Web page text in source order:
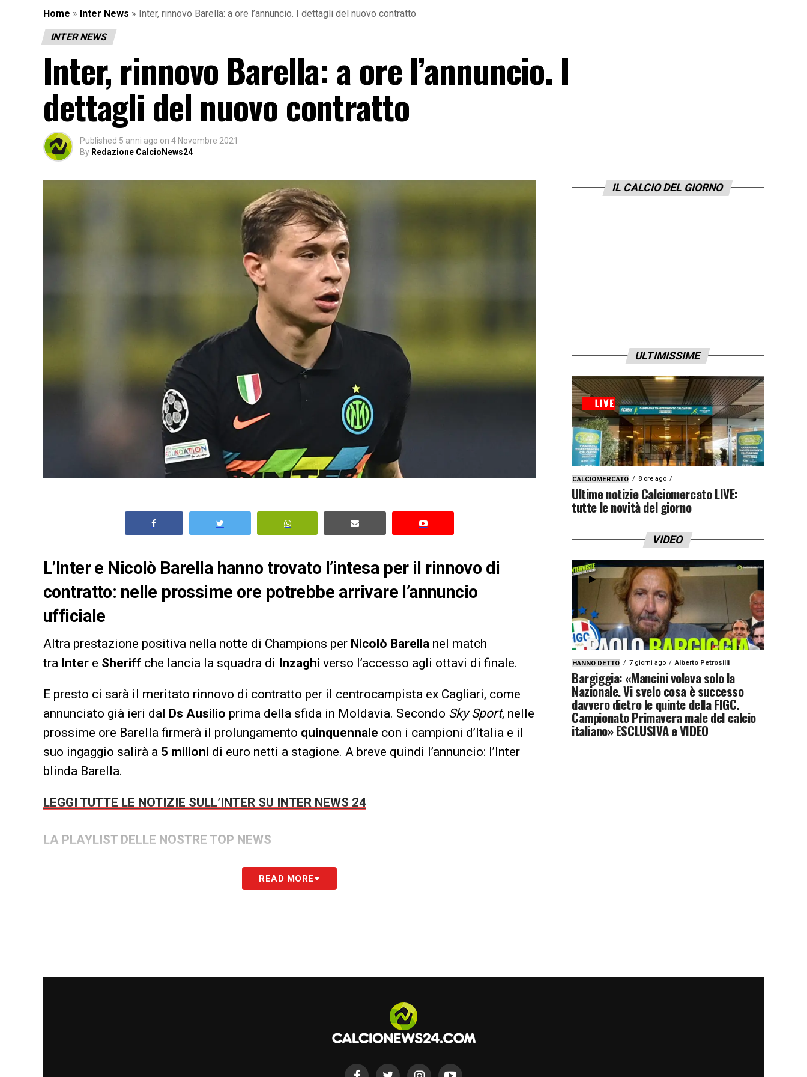
Home » Inter News » Inter, rinnovo Barella: a ore l’annuncio. I dettagli del nuovo contratto
INTER NEWS
Inter, rinnovo Barella: a ore l’annuncio. I
dettagli del nuovo contratto
Published 5 anni ago on 4 Novembre 2021
By Redazione CalcioNews24
L’Inter e Nicolò Barella hanno trovato l’intesa per il rinnovo di
contratto: nelle prossime ore potrebbe arrivare l’annuncio
ufficiale
Altra prestazione positiva nella notte di Champions per Nicolò Barella nel match
tra Inter e Sheriff che lancia la squadra di Inzaghi verso l’accesso agli ottavi di finale.
E presto ci sarà il meritato rinnovo di contratto per il centrocampista ex Cagliari, come
annunciato già ieri dal Ds Ausilio prima della sfida in Moldavia. Secondo Sky Sport, nelle
prossime ore Barella firmerà il prolungamento quinquennale con i campioni d’Italia e il
suo ingaggio salirà a 5 milioni di euro netti a stagione. A breve quindi l’annuncio: l’Inter
blinda Barella.
LEGGI TUTTE LE NOTIZIE SULL’INTER SU INTER NEWS 24
LA PLAYLIST DELLE NOSTRE TOP NEWS
READ MORE
IL CALCIO DEL GIORNO
ULTIMISSIME
CALCIOMERCATO 8 ore ago
Ultime notizie Calciomercato LIVE:
tutte le novità del giorno
VIDEO
HANNO DETTO 7 giorni ago Alberto Petrosilli
Bargiggia: «Mancini voleva solo la
Nazionale. Vi svelo cosa è successo
davvero dietro le quinte della FIGC.
Campionato Primavera male del calcio
italiano» ESCLUSIVA e VIDEO